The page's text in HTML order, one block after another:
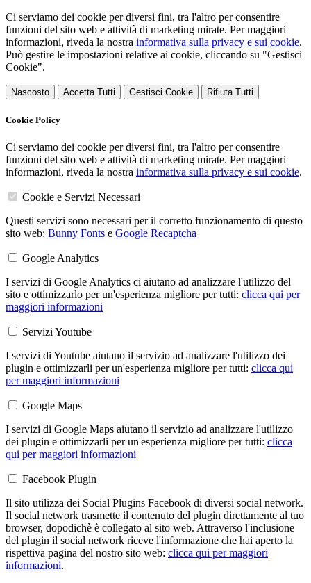
Ci serviamo dei cookie per diversi fini, tra l'altro per consentire
funzioni del sito web e attività di marketing mirate. Per maggiori
informazioni, riveda la nostra informativa sulla privacy e sui cookie.
Può gestire le impostazioni relative ai cookie, cliccando su "Gestisci
Cookie".
Nascosto Accetta Tutti Gestisci Cookie Rifiuta Tutti
Cookie Policy
Ci serviamo dei cookie per diversi fini, tra l'altro per consentire
funzioni del sito web e attività di marketing mirate. Per maggiori
informazioni, riveda la nostra informativa sulla privacy e sui cookie.
Cookie e Servizi Necessari
Questi servizi sono necessari per il corretto funzionamento di questo
sito web: Bunny Fonts e Google Recaptcha
Google Analytics
I servizi di Google Analytics ci aiutano ad analizzare l'utilizzo del
sito e ottimizzarlo per un'esperienza migliore per tutti: clicca qui per
maggiori informazioni
Servizi Youtube
I servizi di Youtube aiutano il servizio ad analizzare l'utilizzo dei
plugin e ottimizzarli per un'esperienza migliore per tutti: clicca qui
per maggiori informazioni
Google Maps
I servizi di Google Maps aiutano il servizio ad analizzare l'utilizzo
dei plugin e ottimizzarli per un'esperienza migliore per tutti: clicca
qui per maggiori informazioni
Facebook Plugin
Il sito utilizza dei Social Plugins Facebook di diversi social network.
Il social network trasmette il contenuto del plugin direttamente al tuo
browser, dopodichè è collegato al sito web. Attraverso l'inclusione
del plugin il social network riceve l'informazione che hai aperto la
rispettiva pagina del nostro sito web: clicca qui per maggiori
informazioni.